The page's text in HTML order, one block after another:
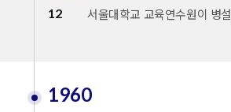
12 서울대학교 교육연수원이 병설
1960